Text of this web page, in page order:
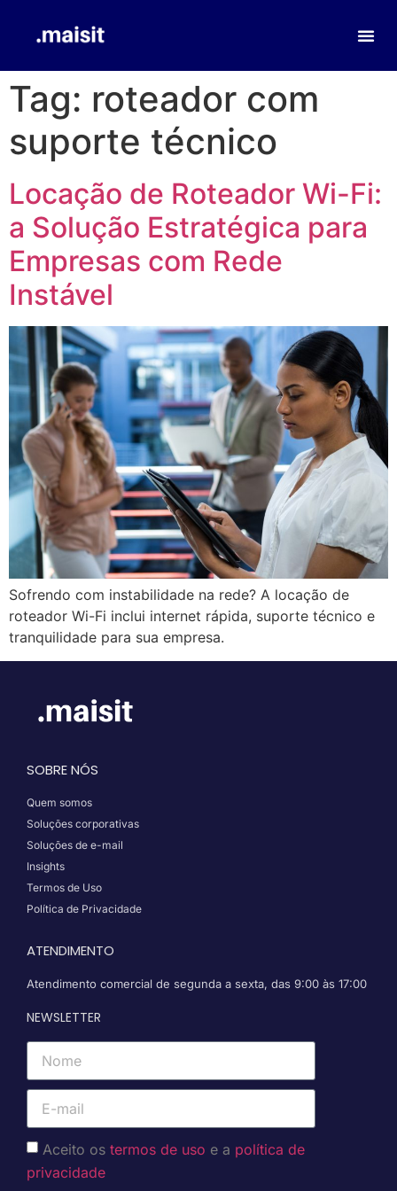
Tag: roteador com
suporte técnico
Locação de Roteador Wi-Fi:
a Solução Estratégica para
Empresas com Rede
Instável
Sofrendo com instabilidade na rede? A locação de
roteador Wi-Fi inclui internet rápida, suporte técnico e
tranquilidade para sua empresa.
SOBRE NÓS
Quem somos
Soluções corporativas
Soluções de e-mail
Insights
Termos de Uso
Política de Privacidade
ATENDIMENTO
Atendimento comercial de segunda a sexta, das 9:00 às 17:00
NEWSLETTER
Aceito os termos de uso e a política de
privacidade